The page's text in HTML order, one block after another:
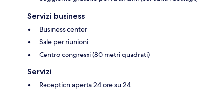
Servizi business
Business center
Sale per riunioni
Centro congressi (80 metri quadrati)
Servizi
Reception aperta 24 ore su 24